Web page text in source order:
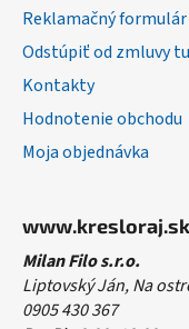
Reklamačný formulár
Odstúpiť od zmluvy tu
Kontakty
Hodnotenie obchodu
Moja objednávka
www.kresloraj.sk
Milan Filo s.r.o.
Liptovský Ján, Na
0905 430 367